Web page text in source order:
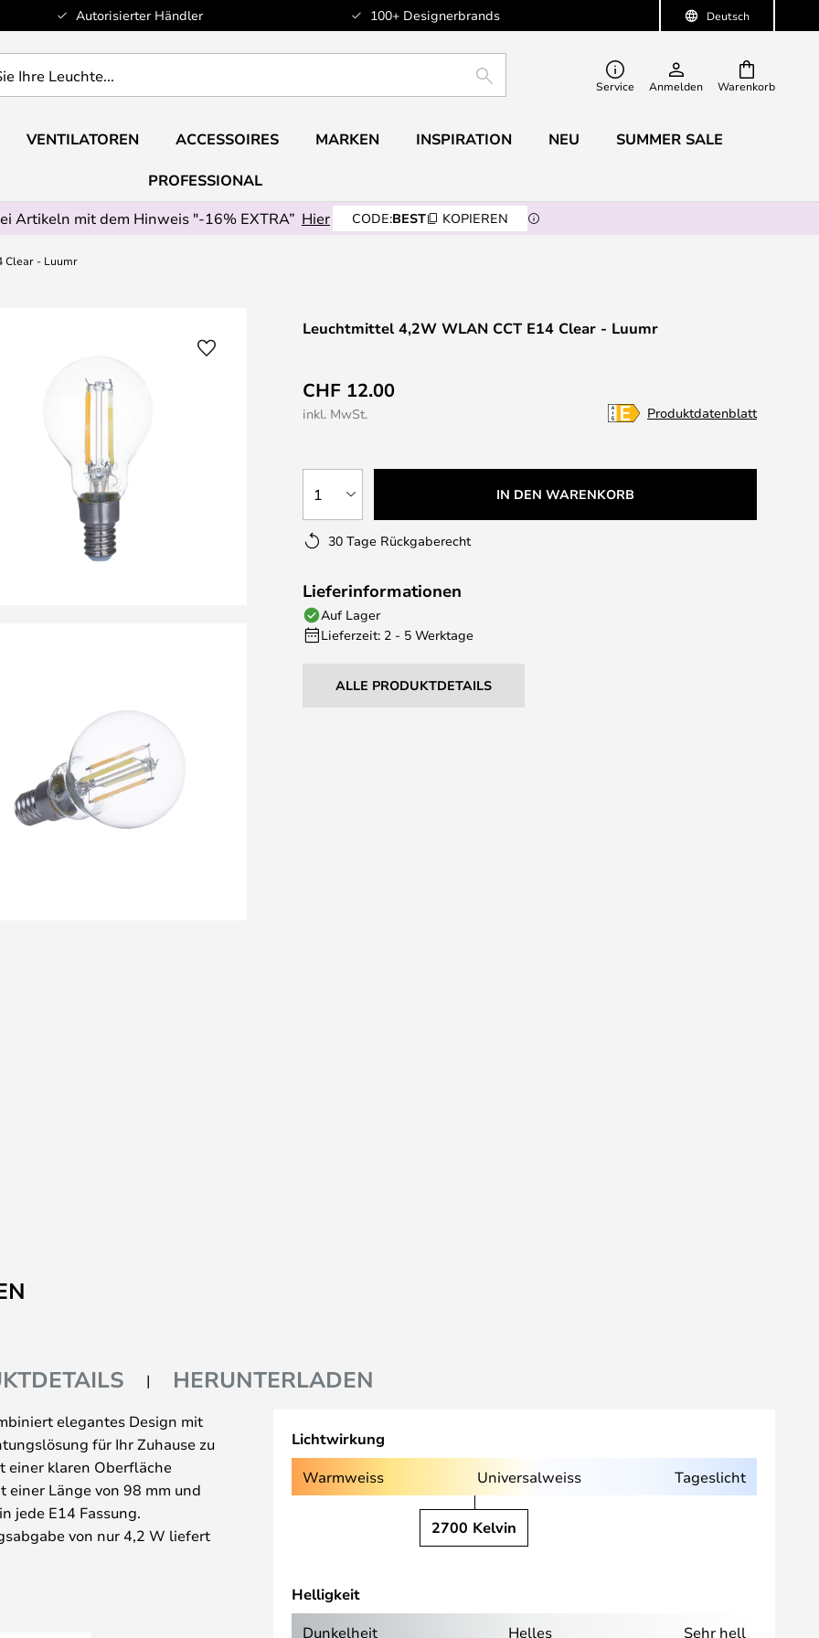
Deutsch
Autorisierter Händler 100+ Designerbrands
Warenkorb
SUCHE Service Anmelden
VENTILATOREN ACCESSOIRES MARKEN INSPIRATION NEU SUMMER SALE
PROFESSIONAL
Artikeln mit dem Hinweis "-16% EXTRA” Hier CODE:BEST KOPIEREN
Clear - Luumr
Leuchtmittel 4,2W WLAN CCT E14 Clear - Luumr
CHF 12.00
inkl. MwSt. Produktdatenblatt
1 IN DEN WARENKORB
30 Tage Rückgaberecht
Lieferinformationen
Auf Lager
Lieferzeit: 2 - 5 Werktage
ALLE PRODUKTDETAILS
HERUNTERLADEN
elegantes Design mit
für Ihr Zuhause zu
einer klaren Oberfläche
einer Länge von 98 mm und
jede E14 Fassung.
von nur 4,2 W liefert
sowohl für den praktischen
für jeden Anlass zu
Lichtwirkung
Warmweiss Universalweiss Tageslicht
2700 Kelvin
Helligkeit
Dunkelheit Helles Sehr hell